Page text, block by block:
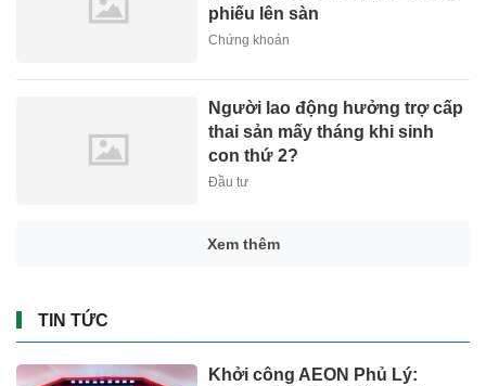
phiếu lên sàn
Chứng khoán
Người lao động hưởng trợ cấp
thai sản mấy tháng khi sinh
con thứ 2?
Đầu tư
Xem thêm
TIN TỨC
Khởi công AEON Phủ Lý: